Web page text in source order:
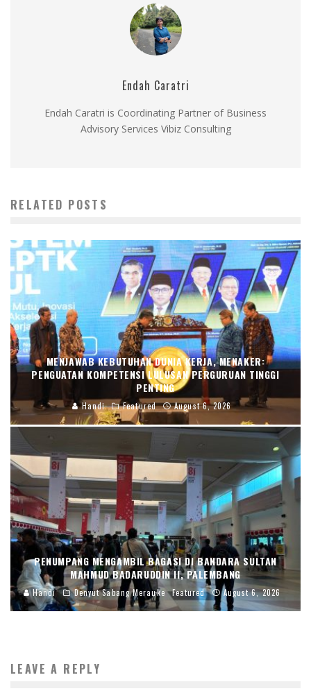
Endah Caratri
Endah Caratri is Coordinating Partner of Business
Advisory Services Vibiz Consulting
RELATED POSTS
MENJAWAB KEBUTUHAN DUNIA KERJA, MENAKER:
PENGUATAN KOMPETENSI LULUSAN PERGURUAN TINGGI
PENTING
Handi Featured August 6, 2026
PENUMPANG MENGAMBIL BAGASI DI BANDARA SULTAN
MAHMUD BADARUDDIN II, PALEMBANG
Handi Denyut Sabang Merauke Featured August 6, 2026
LEAVE A REPLY